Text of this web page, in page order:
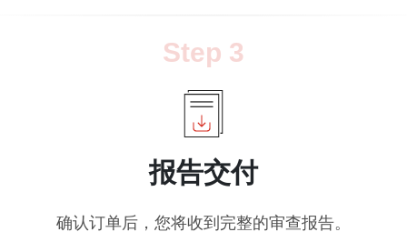
Step 3
报告交付
确认订单后，您将收到完整的审查报告。